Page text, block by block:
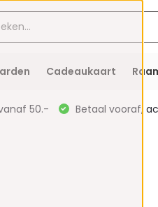
Cadeaukaart
50.- Betaal vooraf,